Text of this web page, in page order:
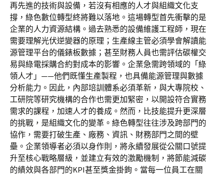
再先進的技術與設備，若沒有相應的人才與組織文化支
撐，綠色數位轉型終將難以落地。這場轉型首先衝擊的是
企業的人力資源結構。過去熟悉的設備維護工程師，現在
需要理解光伏逆變器的原理；生產線主管必須學會解讀能
源管理平台的儀錶板數據；甚至財務人員也需評估碳權交
易與綠電採購合約對成本的影響。企業急需跨領域的「綠
領人才」——他們既懂生產製程，也具備能源管理與數據
分析能力。因此，內部培訓體系必須革新，與大專院校、
工研院等研究機構的合作也需更加緊密，以開設符合實務
需求的課程，加速人才的養成。然而，比技能提升更深層
的挑戰，是組織文化的變革。綠色轉型往往涉及跨部門的
協作，需要打破生產、廠務、資訊、財務部門之間的壁
壘。企業領導者必須以身作則，將永續發展從公關口號提
升至核心戰略層級，並建立有效的激勵機制，將節能減碳
的績效與各部門的KPI甚至獎金掛鉤。當每一位員工在關